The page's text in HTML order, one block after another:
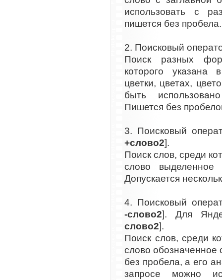
использовать с
пишется без пробела.
2. Поисковый
Поиск разных
которого указана
цветки, цветах,
быть
Пишется без
3. Поисковый
+слово2].
Поиск слов, среди
слово выделенное
Допускается
4. Поисковый
-слово2]. Для
слово2].
Поиск слов, среди
слово обозначенное
без пробела, а его
запросе можно